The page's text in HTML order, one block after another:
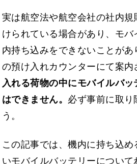
実は航空法や航空会社の社内
けられている場合があり、モ
内持ち込みをできないことが
の預け入れカウンターにて案内
入れる荷物の中にモバイルバッ
はできません。 必ず事前に取り
う。
この記事では、機内に持ち込
いモバイルバッテリーについ